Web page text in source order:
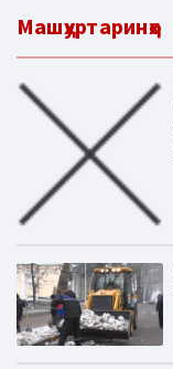
Машҳуртаринҳо